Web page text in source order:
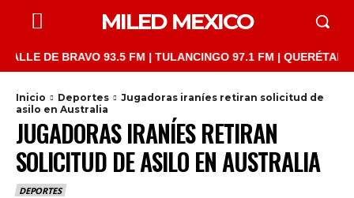
MILED MEXICO
DE BRAVO 93.5 FM | TULANCINGO 97.1 FM | QUERÉTARO
Inicio Deportes
Jugadoras iraníes retiran solicitud de
asilo en Australia
JUGADORAS IRANÍES RETIRAN
SOLICITUD DE ASILO EN AUSTRALIA
DEPORTES